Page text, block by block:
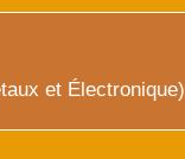
et Électronique)